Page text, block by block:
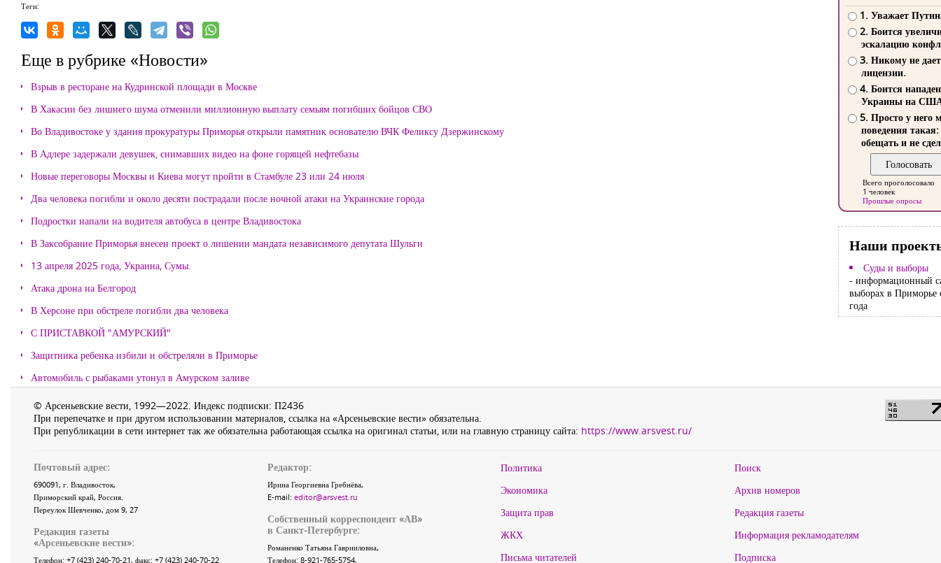
Теги:
Еще в рубрике «Новости»
Взрыв в ресторане на Кудринской площади в Москве
В Хакасии без лишнего шума отменили миллионную выплату семьям погибших бойцов СВО
Во Владивостоке у здания прокуратуры Приморья открыли памятник основателю ВЧК Феликсу Дзержинскому
В Адлере задержали девушек, снимавших видео на фоне горящей нефтебазы
Новые переговоры Москвы и Киева могут пройти в Стамбуле 23 или 24 июля
Два человека погибли и около десяти пострадали после ночной атаки на Украинские города
Подростки напали на водителя автобуса в центре Владивостока
В Заксобрание Приморья внесен проект о лишении мандата независимого депутата Шульги
13 апреля 2025 года, Украина, Сумы.
Атака дрона на Белгород
В Херсоне при обстреле погибли два человека
С ПРИСТАВКОЙ "АМУРСКИЙ"
Защитника ребенка избили и обстреляли в Приморье
Автомобиль с рыбаками утонул в Амурском заливе
1. Уважает
2. Боится
эскалацию
3. Никому не
лицензии.
4. Боится
Украины на
5. Просто у него
поведения такая:
обещать и не
Всего проголосовало
1 человек
Прошлые опросы
Наши
Суды и выборы
- информационный
выборах в Приморье
года
© Арсеньевские вести, 1992—2022. Индекс подписки: П2436
При перепечатке и при другом использовании материалов, ссылка на «Арсеньевские вести» обязательна.
При републикации в сети интернет так же обязательна работающая ссылка на оригинал статьи, или на главную страницу сайта: https://www.arsvest.ru/
Почтовый адрес:
690091, г. Владивосток,
Приморский край, Россия.
Переулок Шевченко, дом 9, 27
Редакция газеты
«Арсеньевские вести»:
Телефон: +7 (423) 240-70-21, факс: +7 (423) 240-70-22
Редактор:
Ирина Георгиевна Гребнёва,
E-mail: editor@arsvest.ru
Собственный корреспондент «АВ»
в Санкт-Петербурге:
Романенко Татьяна Гаврииловна,
Телефон: 8-921-765-5754,
Политика
Экономика
Защита прав
ЖКХ
Письма читателей
Поиск
Архив номеров
Редакция газеты
Информация рекламодателям
Подписка